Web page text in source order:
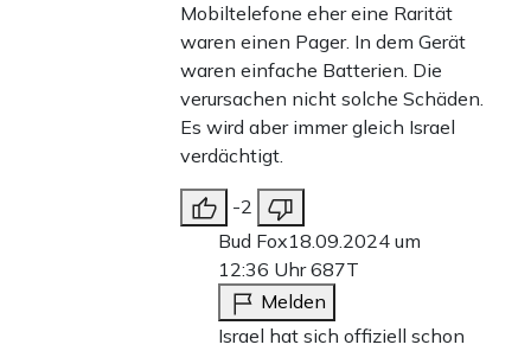
Mobiltelefone eher eine Rarität
waren einen Pager. In dem Gerät
waren einfache Batterien. Die
verursachen nicht solche Schäden.
Es wird aber immer gleich Israel
verdächtigt.
-2
Bud Fox18.09.2024 um
12:36 Uhr687T
Melden
Israel hat sich offiziell schon